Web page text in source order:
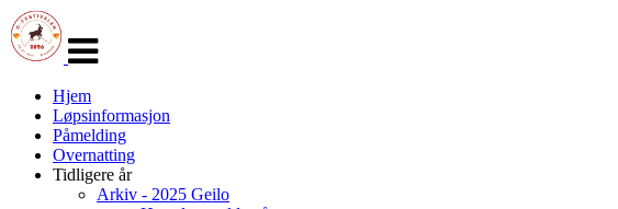
navigasjon
Hjem
Løpsinformasjon
Påmelding
Overnatting
Tidligere år
Arkiv - 2025 Geilo